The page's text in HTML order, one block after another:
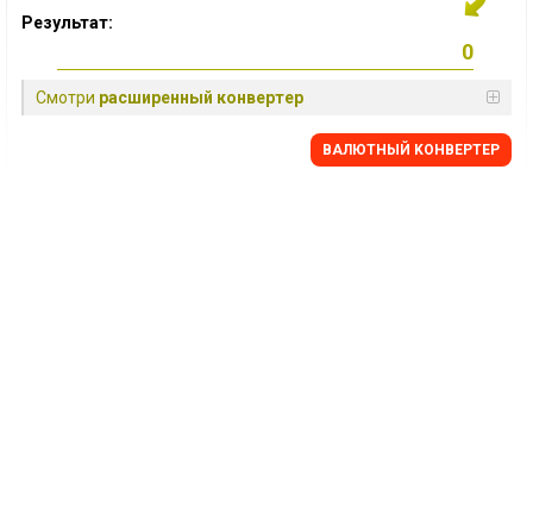
Результат:
Смотри расширенный конвертер
BАЛЮТНЫЙ KОНВЕРТЕР